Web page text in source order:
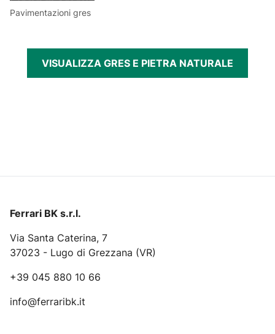
Pavimentazioni gres
VISUALIZZA GRES E PIETRA NATURALE
Ferrari BK s.r.l.
Via Santa Caterina, 7
37023 - Lugo di Grezzana (VR)
+39 045 880 10 66
info@ferraribk.it